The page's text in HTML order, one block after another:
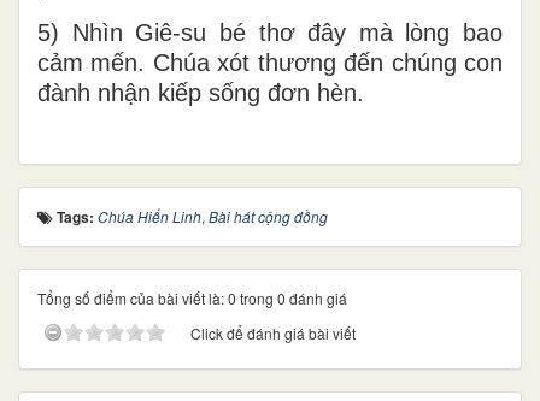
5) Nhìn Giê-su bé thơ đây mà lòng bao
cảm mến. Chúa xót thương đến chúng con
đành nhận kiếp sống đơn hèn.
Tags: Chúa Hiển Linh, Bài hát cộng đồng
Tổng số điểm của bài viết là: 0 trong 0 đánh giá
Click để đánh giá bài viết